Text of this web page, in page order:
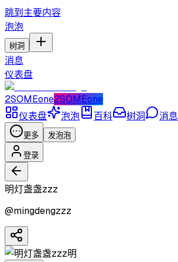
跳到主要内容
泡泡
树洞
消息
仪表盘
2SOMEone2SOMEone
仪表盘
泡泡 百科 树洞 消息
更多 发泡泡
登录
明灯盏盏zzz
@mingdengzzz
明